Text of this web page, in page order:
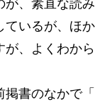
が、素直な読
ているが、ほ
、よくわから
掲書のなかで